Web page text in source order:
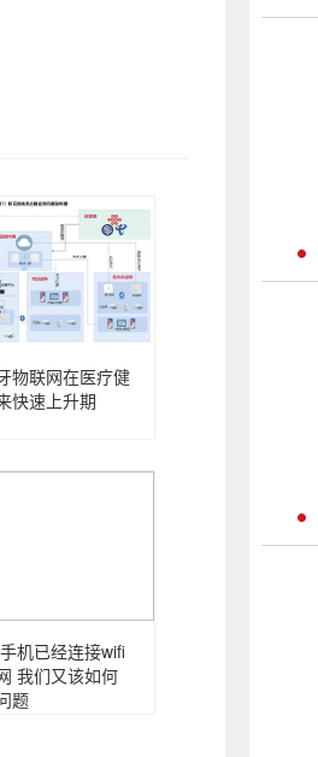
物联网在医疗健
快速上升期
机已经连接wifi
我们又该如何
题